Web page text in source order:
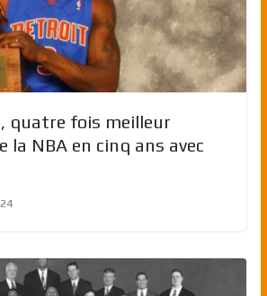
quatre fois meilleur
la NBA en cinq ans avec